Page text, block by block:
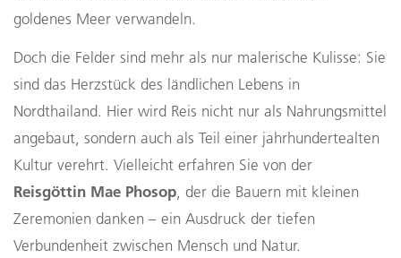
goldenes Meer verwandeln.
Doch die Felder sind mehr als nur malerische Kulisse: Sie
sind das Herzstück des ländlichen Lebens in
Nordthailand. Hier wird Reis nicht nur als Nahrungsmittel
angebaut, sondern auch als Teil einer jahrhundertealten
Kultur verehrt. Vielleicht erfahren Sie von der
Reisgöttin Mae Phosop , der die Bauern mit kleinen
Zeremonien danken – ein Ausdruck der tiefen
Verbundenheit zwischen Mensch und Natur.